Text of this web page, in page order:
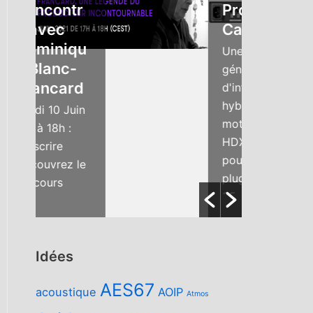
10 Juin
le
l’un
Protools |
Carbon
Une nouvelle
génération
d'interface
hybride avec
moteur DSP
HDX intégré
pour les
plugins AAX !
25 entrées,
dont 8
Idées
acoustique AES67 AOIP Atmos